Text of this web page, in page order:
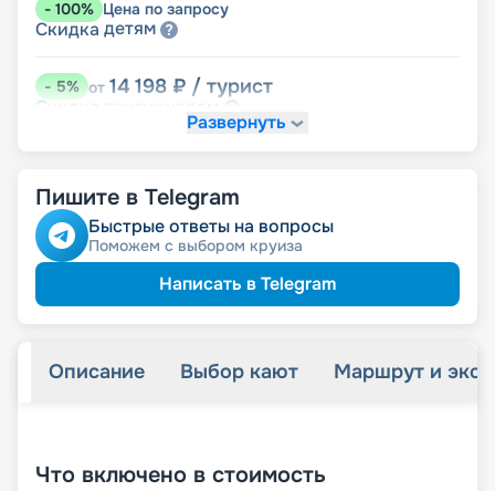
- 100% Цена по запросу
Скидка детям
-5% от 14 198 ₽ / турист
Скидка
Развернуть
Пишите в Telegram
Быстрые ответы на вопросы
Поможем с выбором круиза
Написать в Telegram
Описание Выбор кают Маршрут и
Что включено в стоимость